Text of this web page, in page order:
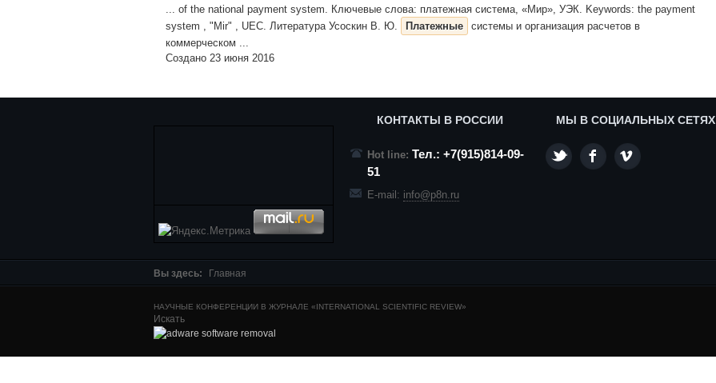
... of the national payment system. Ключевые слова: платежная система, «Мир», УЭК. Keywords: the payment
system , "Mir" , UEC. Литература Усоскин В. Ю.
Платежные
системы и организация расчетов в
коммерческом ...
Создано 23 июня 2016
КОНТАКТЫ В РОССИИ
Hot line: Тел.: +7(915)814-09-
51
E-mail: info@p8n.ru
МЫ В СОЦИАЛЬНЫХ СЕТЯХ
Вы здесь: Главная
НАУЧНЫЕ КОНФЕРЕНЦИИ В ЖУРНАЛЕ «INTERNATIONAL SCIENTIFIC REVIEW»
Искать